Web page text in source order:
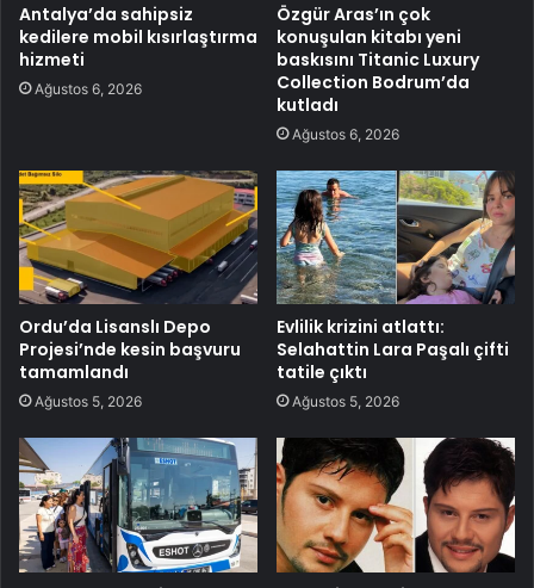
Antalya’da sahipsiz
kedilere mobil kısırlaştırma
hizmeti
Ağustos 6, 2026
Özgür Aras’ın çok
konuşulan kitabı yeni
baskısını Titanic Luxury
Collection Bodrum’da
kutladı
Ağustos 6, 2026
Ordu’da Lisanslı Depo
Projesi’nde kesin başvuru
tamamlandı
Ağustos 5, 2026
Evlilik krizini atlattı:
Selahattin Lara Paşalı çifti
tatile çıktı
Ağustos 5, 2026